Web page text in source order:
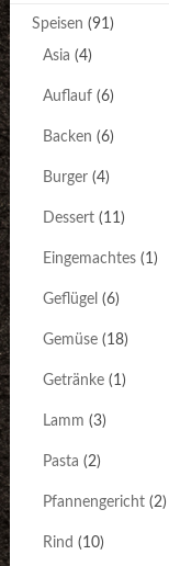
Speisen (91)
Asia (4)
Auflauf(6)
Backen (6)
Burger(4)
Dessert(11)
Eingemachtes(1)
Geflügel (6)
Gemüse(18)
Getränke(1)
Lamm (3)
Pasta (2)
Pfannengericht(2)
Rind (10)